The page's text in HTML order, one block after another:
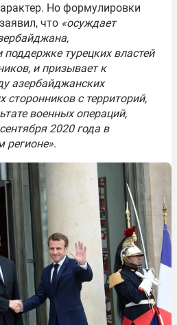
Но формулировки
что «осуждает
турецких властей
и призывает к
азербайджанских
сторонников с территорий,
военных операций,
2020 года в
регионе».